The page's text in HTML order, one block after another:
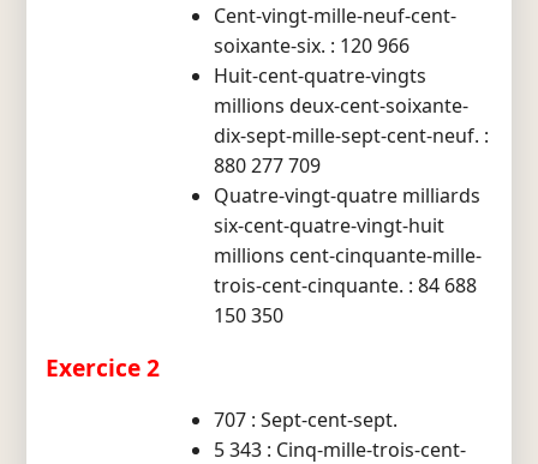
Cent-vingt-mille-neuf-cent-
soixante-six. : 120 966
Huit-cent-quatre-vingts
millions deux-cent-soixante-
dix-sept-mille-sept-cent-neuf. :
880 277 709
Quatre-vingt-quatre milliards
six-cent-quatre-vingt-huit
millions cent-cinquante-mille-
trois-cent-cinquante. : 84 688
150 350
Exercice 2
707 : Sept-cent-sept.
5 343 : Cinq-mille-trois-cent-